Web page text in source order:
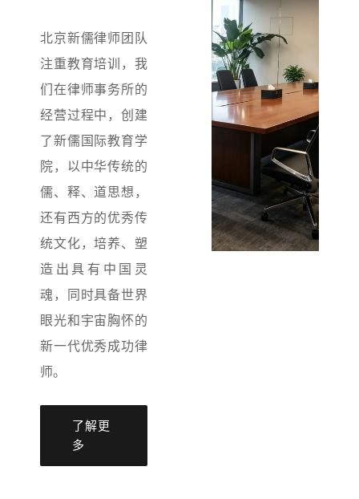
北京新儒律师团队
注重教育培训，我
们在律师事务所的
经营过程中，创建
了新儒国际教育学
院，以中华传统的
儒、释、道思想，
还有西方的优秀传
统文化，培养、塑
造出具有中国灵
魂，同时具备世界
眼光和宇宙胸怀的
新一代优秀成功律
师。
了解更
多